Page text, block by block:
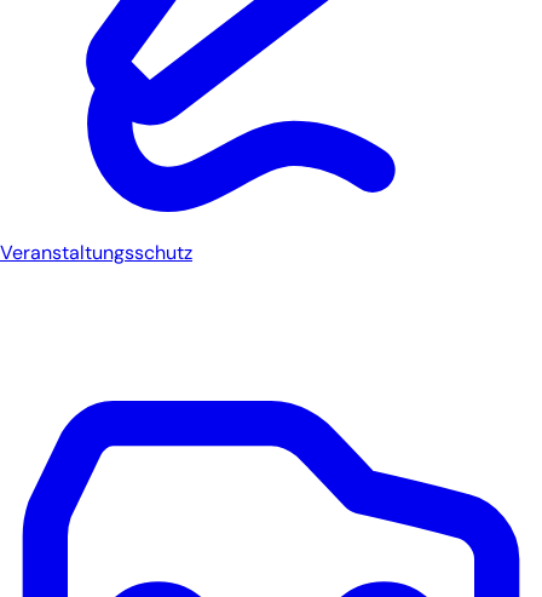
Veranstaltungsschutz